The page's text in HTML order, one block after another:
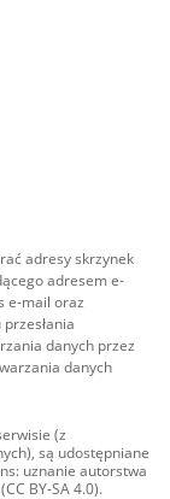
adresy skrzynek
adresem e-
e-mail oraz
danych przez
danych
(z
są udostępniane
uznanie autorstwa
BY-SA 4.0).